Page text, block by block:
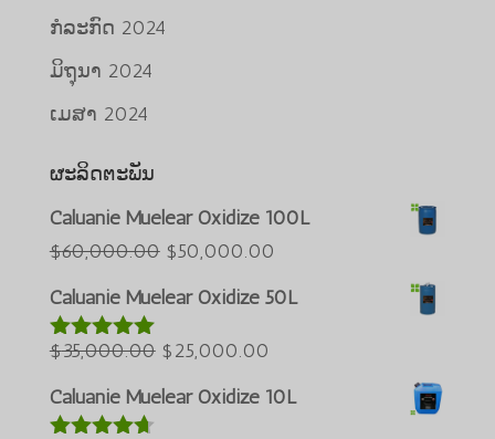
ກໍລະກົດ 2024
ມິຖຸນາ 2024
ເມສາ 2024
ຜະລິດຕະພັນ
Caluanie Muelear Oxidize 100L
$60,000.00 ລາຄາ
ເດີມ
$60,000.00.
$50,000.00
Caluanie Muelear Oxidize 50L
ໃຫ້ຄະແນນ
ທັງໝົດ 5
$35,000.00 ລາຄາ
ເດີມ
$25,000.00
Caluanie Muelear Oxidize 10LBahasa Melayu